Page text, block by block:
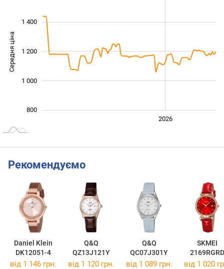
Середня ціна 1 000
800
1 000
1 200
1 400
2026
Рекомендуємо
Daniel Klein
DK12051-4
Q&Q
QZ13J121Y
Q&Q
QC07J301Y
SKMEI
2169RGRD
від 1 146 грн. від 1 120 грн. від 1 089 грн. від 1 020